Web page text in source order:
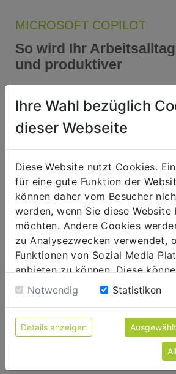
MICROSOFT COPILOT
So wird Ihr
und produktiver
Automatisieren Sie Prozesse,
Daten und optimieren Sie
alles mit einer einzigen
Ihre Wahl bezüglich
dieser Webseite
Diese Website nutzt Cookies.
für eine gute Funktion der
können daher vom Besucher
werden, wenn Sie diese Website
möchten. Andere Cookies
zu Analysezwecken verwendet,
Funktionen von Sozial Media
anbieten zu können. Diese
abgelehnt werden. Sofern sie
weiter nutzen, geben Sie
Notwendig Statistiken
Details anzeigen